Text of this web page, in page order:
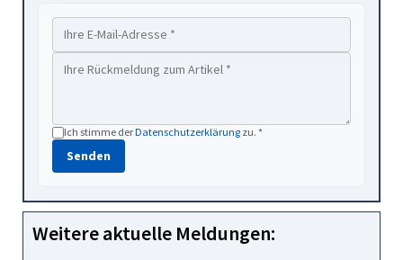
Ich stimme derDatenschutzerklärung zu. *
Senden
Weitere aktuelle Meldungen: